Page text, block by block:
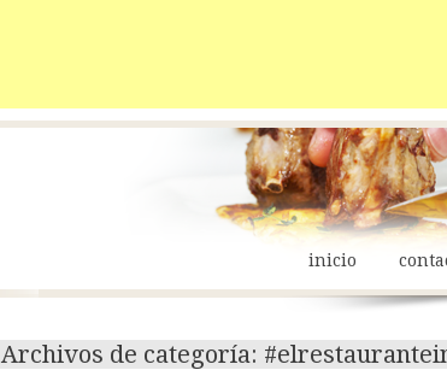
inicio
Archivos de categoría: